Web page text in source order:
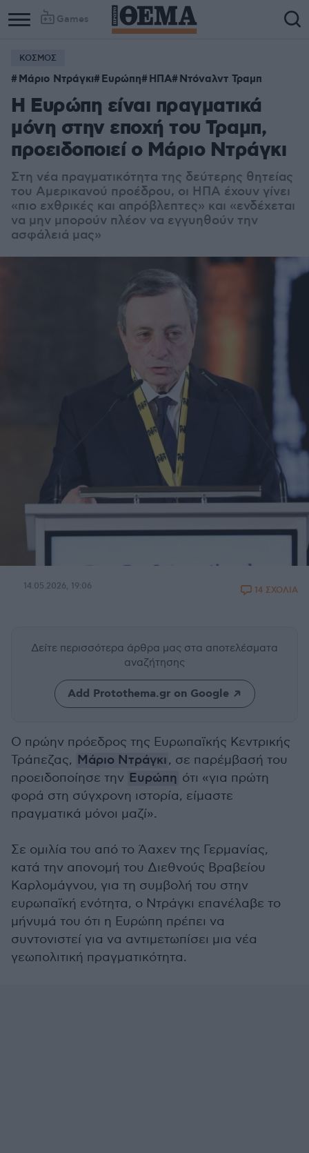
Games
ΚΟΣΜΟΣ
Μάριο Ντράγκι Ευρώπη ΗΠΑ Ντόναλντ Τραμπ
Η Ευρώπη είναι πραγματικά
μόνη στην εποχή του Τραμπ,
προειδοποιεί ο Μάριο Ντράγκι
Στη νέα πραγματικότητα της δεύτερης θητείας
του Αμερικανού προέδρου, οι ΗΠΑ έχουν γίνει
«πιο εχθρικές και απρόβλεπτες» και «ενδέχεται
να μην μπορούν πλέον να εγγυηθούν την
ασφάλειά μας»
14.05.2026, 19:06 14 ΣΧΟΛΙΑ
Δείτε περισσότερα άρθρα μας στα αποτελέσματα
αναζήτησης
Add Protothema.gr on Google
Ο πρώην πρόεδρος της Ευρωπαϊκής Κεντρικής
Τράπεζας, Μάριο Ντράγκι, σε παρέμβασή του
προειδοποίησε την Ευρώπη ότι «για πρώτη
φορά στη σύγχρονη ιστορία, είμαστε
πραγματικά μόνοι μαζί».
Σε ομιλία του από το Άαχεν της Γερμανίας,
κατά την απονομή του Διεθνούς Βραβείου
Καρλομάγνου, για τη συμβολή του στην
ευρωπαϊκή ενότητα, ο Ντράγκι επανέλαβε το
μήνυμά του ότι η Ευρώπη πρέπει να
συντονιστεί για να αντιμετωπίσει μια νέα
γεωπολιτική πραγματικότητα.